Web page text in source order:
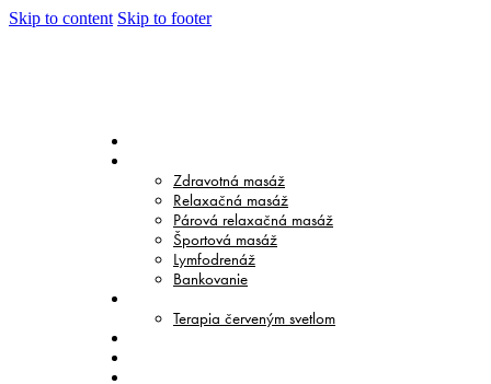
Skip to content Skip to footer
Zdravotná masáž
Relaxačná masáž
Párová relaxačná masáž
Športová masáž
Lymfodrenáž
Bankovanie
Terapia červeným svetlom